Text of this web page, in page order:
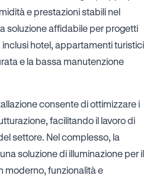
e prestazioni stabili nel
soluzione affidabile per progetti
hotel, appartamenti turistici
e la bassa manutenzione
consente di ottimizzare i
facilitando il lavoro di
settore. Nel complesso, la
soluzione di illuminazione per il
moderno, funzionalità e